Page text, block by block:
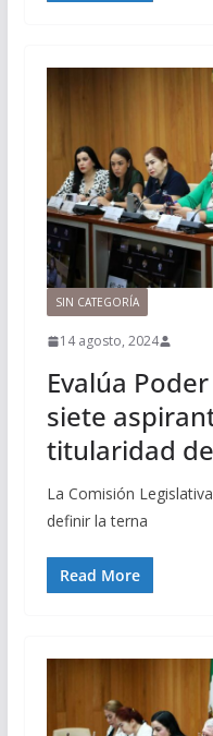
SIN CATEGORÍA
14 agosto, 2024
Evalúa
siete
titularidad de
La Comisión
definir la terna
Read More